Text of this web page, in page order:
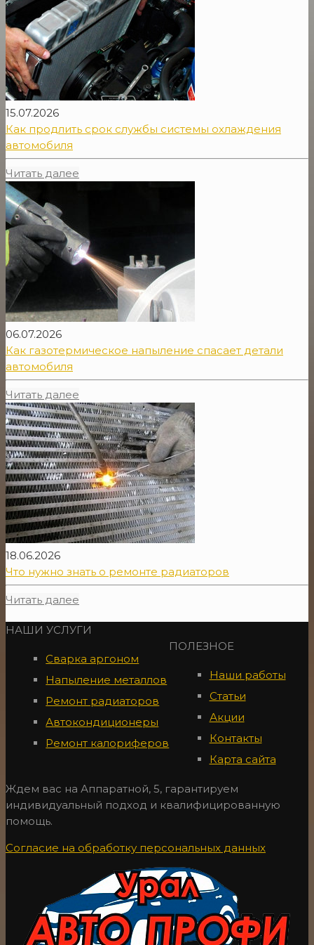
15.07.2026
Как продлить срок службы системы охлаждения
автомобиля
Читать далее
06.07.2026
Как газотермическое напыление спасает детали
автомобиля
Читать далее
18.06.2026
Что нужно знать о ремонте радиаторов
Читать далее
НАШИ УСЛУГИ
Сварка аргоном
Напыление металлов
Ремонт радиаторов
Автокондиционеры
Ремонт калориферов
ПОЛЕЗНОЕ
Наши работы
Статьи
Акции
Контакты
Карта сайта
Ждем вас на Аппаратной, 5, гарантируем
индивидуальный подход и квалифицированную
помощь.
Согласие на обработку персональных данных